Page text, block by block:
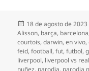
Publicado
el
18 de agosto de 2023
Alisson, barça, barcelona
courtois,darwin,en vivo,
feid,football,fut,futbol,
liverpool, liverpool vs
nuñez, parodia, parodia